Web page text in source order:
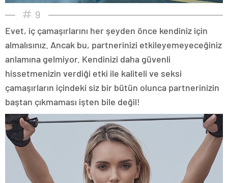
9
Evet, iç çamaşırlarını her şeyden önce kendiniz için
almalısınız. Ancak bu, partnerinizi etkileyemeyeceğiniz
anlamına gelmiyor. Kendinizi daha güvenli
hissetmenizin verdiği etki ile kaliteli ve seksi
çamaşırların içindeki siz bir bütün olunca partnerinizin
baştan çıkmaması işten bile değil!